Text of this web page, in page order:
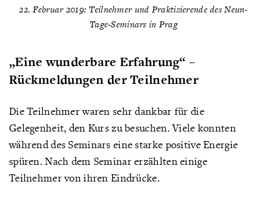
22. Februar 2019: Teilnehmer und Praktizierende des Neun-
Tage-Seminars in Prag
„Eine wunderbare Erfahrung“ –
Rückmeldungen der Teilnehmer
Die Teilnehmer waren sehr dankbar für die
Gelegenheit, den Kurs zu besuchen. Viele konnten
während des Seminars eine starke positive Energie
spüren. Nach dem Seminar erzählten einige
Teilnehmer von ihren Eindrücke.